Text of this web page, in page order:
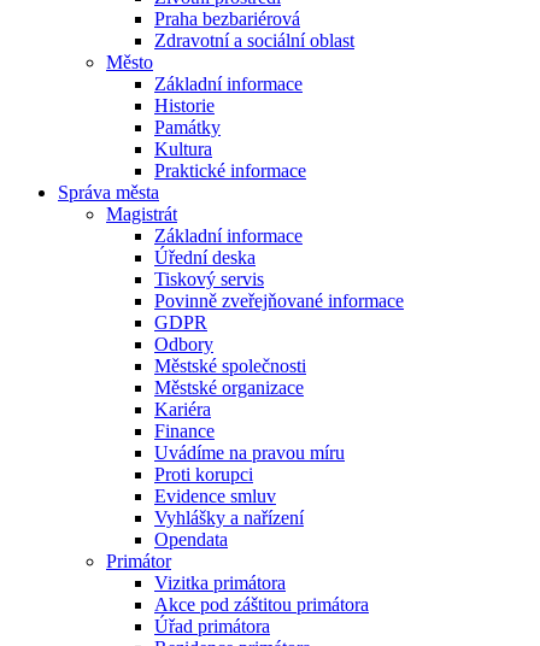
Praha bezbariérová
Zdravotní a sociální oblast
Město
Základní informace
Historie
Památky
Kultura
Praktické informace
Správa města
Magistrát
Základní informace
Úřední deska
Tiskový servis
Povinně zveřejňované informace
GDPR
Odbory
Městské společnosti
Městské organizace
Kariéra
Finance
Uvádíme na pravou míru
Proti korupci
Evidence smluv
Vyhlášky a nařízení
Opendata
Primátor
Vizitka primátora
Akce pod záštitou primátora
Úřad primátora